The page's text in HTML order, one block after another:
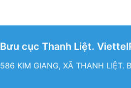
Bưu cục Thanh Liệt.
586 KIM GIANG, XÃ THANH